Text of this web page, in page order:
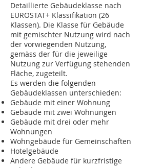
Detaillierte Gebäudeklasse nach
EUROSTAT+ Klassifikation (26
Klassen). Die Klasse für Gebäude
mit gemischter Nutzung wird nach
der vorwiegenden Nutzung,
gemäss der für die jeweilige
Nutzung zur Verfügung stehenden
Fläche, zugeteilt.
Es werden die folgenden
Gebäudeklassen unterschieden:
Gebäude mit einer Wohnung
Gebäude mit zwei Wohnungen
Gebäude mit drei oder mehr
Wohnungen
Wohngebäude für Gemeinschaften
Hotelgebäude
Andere Gebäude für kurzfristige